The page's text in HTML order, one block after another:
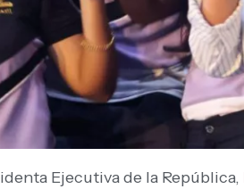
Ejecutiva de la República,